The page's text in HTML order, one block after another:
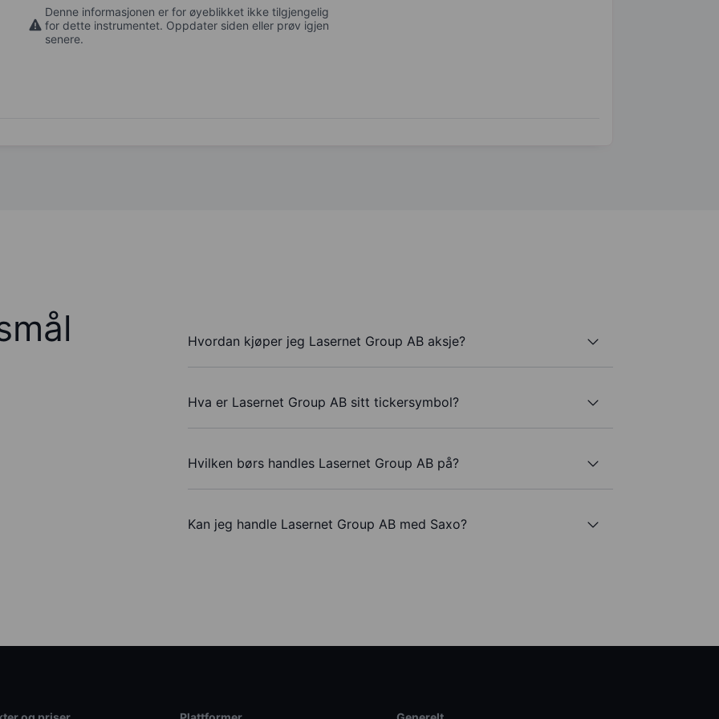
Denne informasjonen er for øyeblikket ikke tilgjengelig
for dette instrumentet. Oppdater siden eller prøv igjen
senere.
Hvordan kjøper jeg Lasernet Group AB aksje?
Hva er Lasernet Group AB sitt tickersymbol?
Hvilken børs handles Lasernet Group AB på?
Kan jeg handle Lasernet Group AB med Saxo?